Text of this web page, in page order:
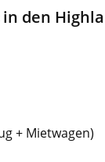
den
+ Mietwagen)